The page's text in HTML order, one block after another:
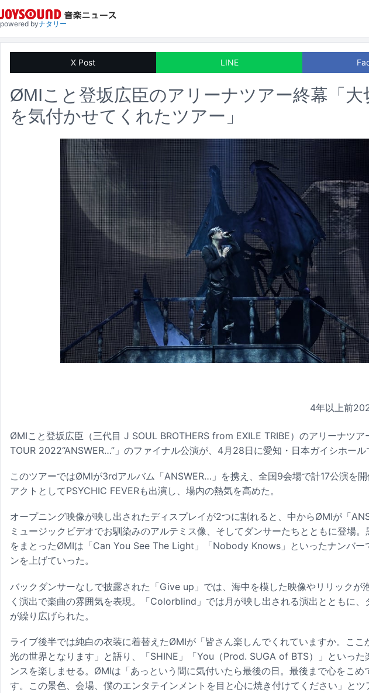
powered byナタリー
X Post LINE
ØMIこと登坂広臣のアリーナツアー終幕「大
を気付かせてくれたツアー」
4年以上前
ØMIこと登坂広臣（三代目 J SOUL BROTHERS from EXILE TRIBE）のアリーナツ
TOUR 2022“ANSWER…”」のファイナル公演が、4月28日に愛知・日本ガイシホール
このツアーではØMIが3rdアルバム「ANSWER…」を携え、全国9会場で計17公演を
アクトとしてPSYCHIC FEVERも出演し、場内の熱気を高めた。
オープニング映像が映し出されたディスプレイが2つに割れると、中からØMIが「
ミュージックビデオでお馴染みのアルテミス像、そしてダンサーたちとともに登場
をまとったØMIは「Can You See The Light」「Nobody Knows」といったナンバー
ンを上げていった。
バックダンサーなしで披露された「Give up」では、海中を模した映像やリリックが
く演出で楽曲の雰囲気を表現。「Colorblind」では月が映し出される演出とともに、
が繰り広げられた。
ライブ後半では純白の衣装に着替えたØMIが「皆さん楽しんでくれていますか。ここ
光の世界となります」と語り、「SHINE」「You（Prod. SUGA of BTS）」といった
ンスを楽しませる。ØMIは「あっという間に気付いたら最後の日。最後まで心をこめ
す。この景色、会場、僕のエンタテインメントを目と心に焼き付けてください」とツ